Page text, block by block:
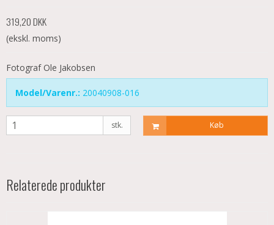
319,20 DKK
(ekskl. moms)
Fotograf Ole Jakobsen
Model/Varenr.: 20040908-016
stk. Køb
Relaterede produkter